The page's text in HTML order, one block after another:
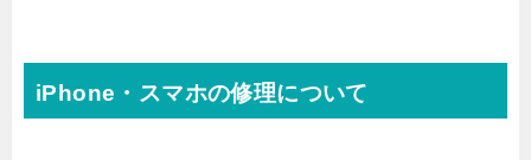
iPhone・スマホの修理について